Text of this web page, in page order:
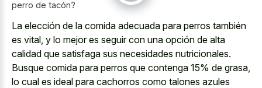
perro de tacón?
La elección de la comida adecuada para perros también
es vital, y lo mejor es seguir con una opción de alta
calidad que satisfaga sus necesidades nutricionales.
Busque comida para perros que contenga 15% de grasa,
lo cual es ideal para cachorros como talones azules